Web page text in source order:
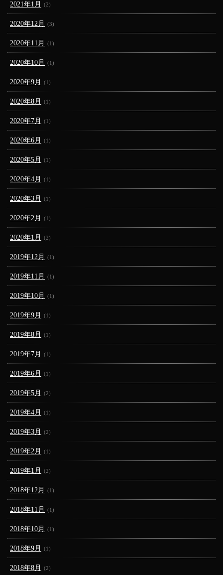
2021年1月 (2)
2020年12月 (3)
2020年11月 (1)
2020年10月 (1)
2020年9月 (1)
2020年8月 (1)
2020年7月 (1)
2020年6月 (1)
2020年5月 (1)
2020年4月 (1)
2020年3月 (1)
2020年2月 (1)
2020年1月 (2)
2019年12月 (1)
2019年11月 (1)
2019年10月 (1)
2019年9月 (1)
2019年8月 (1)
2019年7月 (1)
2019年6月 (1)
2019年5月 (2)
2019年4月 (1)
2019年3月 (2)
2019年2月 (1)
2019年1月 (2)
2018年12月 (1)
2018年11月 (1)
2018年10月 (1)
2018年9月 (1)
2018年8月 (2)